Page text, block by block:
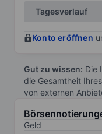
End of
Tagesverlauf
Konto eröffnen
Gut zu wissen: Die
die Gesamtheit
von externen
Geld